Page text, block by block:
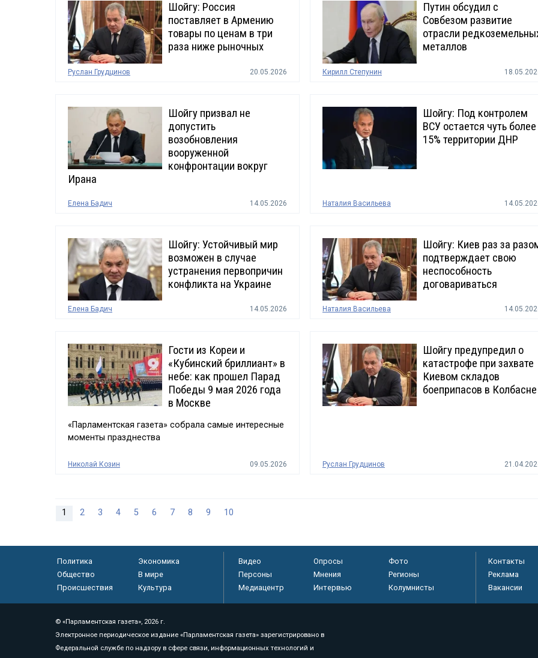
Шойгу: Россия
поставляет в Армению
товары по ценам в три
раза ниже рыночных
Руслан Грудцинов 20.05.2026
Путин обсудил с
Совбезом развитие
отрасли
металлов
Кирилл Степунин
Шойгу призвал не
допустить
возобновления
вооруженной
конфронтации вокруг
Ирана
Елена Бадич 14.05.2026
Шойгу: Под контролем
ВСУ остается чуть более
15% территории ДНР
Наталия Васильева
Шойгу: Устойчивый мир
возможен в случае
устранения первопричин
конфликта на Украине
Елена Бадич 14.05.2026
Шойгу: Киев раз за
подтверждает свою
неспособность
договариваться
Наталия Васильева
Гости из Кореи и
«Кубинский бриллиант» в
небе: как прошел Парад
Победы 9 мая 2026 года
в Москве
«Парламентская газета» собрала самые интересные
моменты празднества
Николай Козин 09.05.2026
Шойгу предупредил о
катастрофе при захвате
Киевом складов
боеприпасов в Колбасне
Руслан Грудцинов
1 2 3 4 5 6 7 8 9 10
Политика
Экономика
Общество
В мире
Происшествия
Культура
Видео Опросы
Фото
Персоны
Мнения
Регионы
Медиацентр
Интервью Колумнисты
Контакты
Реклама
Вакансии
© «Парламентская газета», 2026 г.
Электронное периодическое издание «Парламентская газета» зарегистрировано в
Федеральной службе по надзору в сфере связи, информационных технологий и